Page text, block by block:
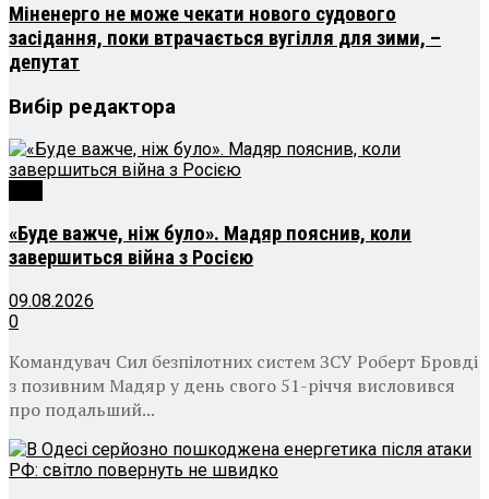
Міненерго не може чекати нового судового
засідання, поки втрачається вугілля для зими, –
депутат
Вибір редактора
«Буде важче, ніж було». Мадяр пояснив, коли
завершиться війна з Росією
09.08.2026
0
Командувач Сил безпілотних систем ЗСУ Роберт Бровді
з позивним Мадяр у день свого 51-річчя висловився
про подальший...